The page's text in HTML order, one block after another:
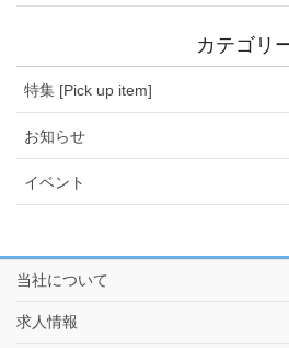
カテゴリ
特集 [Pick up item]
お知らせ
イベント
当社について
求人情報